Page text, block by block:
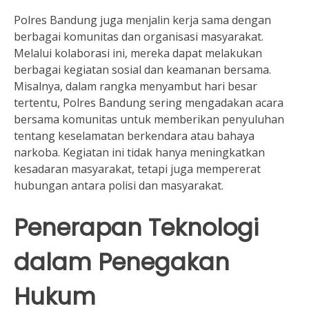
Polres Bandung juga menjalin kerja sama dengan
berbagai komunitas dan organisasi masyarakat.
Melalui kolaborasi ini, mereka dapat melakukan
berbagai kegiatan sosial dan keamanan bersama.
Misalnya, dalam rangka menyambut hari besar
tertentu, Polres Bandung sering mengadakan acara
bersama komunitas untuk memberikan penyuluhan
tentang keselamatan berkendara atau bahaya
narkoba. Kegiatan ini tidak hanya meningkatkan
kesadaran masyarakat, tetapi juga mempererat
hubungan antara polisi dan masyarakat.
Penerapan Teknologi
dalam Penegakan
Hukum